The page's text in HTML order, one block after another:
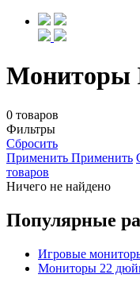
Мониторы
0 товаров
Фильтры
Сбросить
Применить Применить
товаров
Ничего не найдено
Популярные
Игровые
Мониторы 22